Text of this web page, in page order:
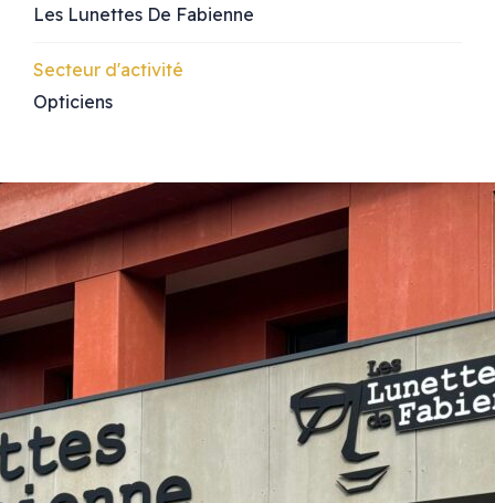
Les Lunettes De Fabienne
Secteur d'activité
Opticiens